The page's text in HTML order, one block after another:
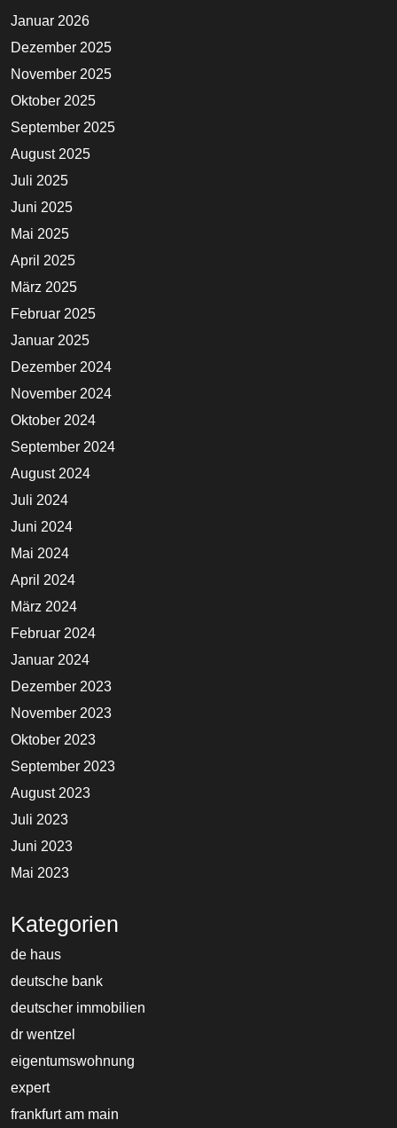
Januar 2026
Dezember 2025
November 2025
Oktober 2025
September 2025
August 2025
Juli 2025
Juni 2025
Mai 2025
April 2025
März 2025
Februar 2025
Januar 2025
Dezember 2024
November 2024
Oktober 2024
September 2024
August 2024
Juli 2024
Juni 2024
Mai 2024
April 2024
März 2024
Februar 2024
Januar 2024
Dezember 2023
November 2023
Oktober 2023
September 2023
August 2023
Juli 2023
Juni 2023
Mai 2023
Kategorien
de haus
deutsche bank
deutscher immobilien
dr wentzel
eigentumswohnung
expert
frankfurt am main